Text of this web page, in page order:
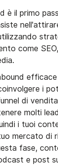
è il primo
come
i
di
molti
i tuoi
mercato di
fase,
e post